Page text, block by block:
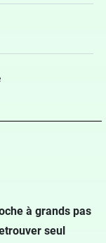
à grands pas
seul